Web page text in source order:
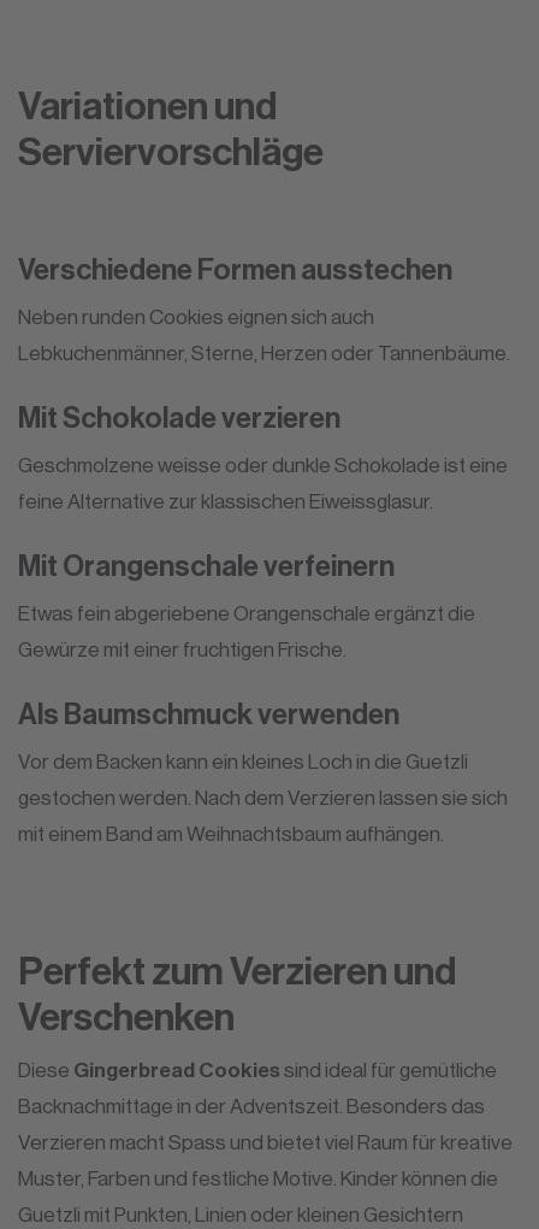
Variationen und
Serviervorschläge
Verschiedene Formen ausstechen
Neben runden Cookies eignen sich auch
Lebkuchenmänner, Sterne, Herzen oder Tannenbäume.
Mit Schokolade verzieren
Geschmolzene weisse oder dunkle Schokolade ist eine
feine Alternative zur klassischen Eiweissglasur.
Mit Orangenschale verfeinern
Etwas fein abgeriebene Orangenschale ergänzt die
Gewürze mit einer fruchtigen Frische.
Als Baumschmuck verwenden
Vor dem Backen kann ein kleines Loch in die Guetzli
gestochen werden. Nach dem Verzieren lassen sie sich
mit einem Band am Weihnachtsbaum aufhängen.
Perfekt zum Verzieren und
Verschenken
Diese Gingerbread Cookies sind ideal für gemütliche
Backnachmittage in der Adventszeit. Besonders das
Verzieren macht Spass und bietet viel Raum für kreative
Muster, Farben und festliche Motive. Kinder können die
Guetzli mit Punkten, Linien oder kleinen Gesichtern